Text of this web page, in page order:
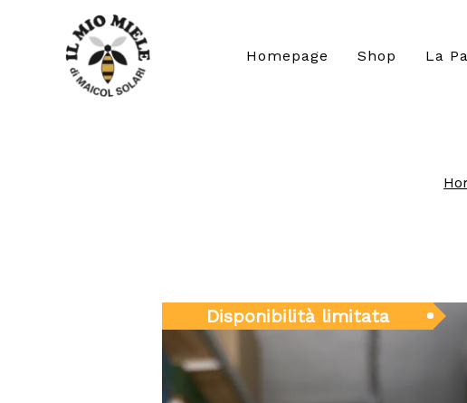
contenuto
Homepage Shop La
Disponibilità limitata